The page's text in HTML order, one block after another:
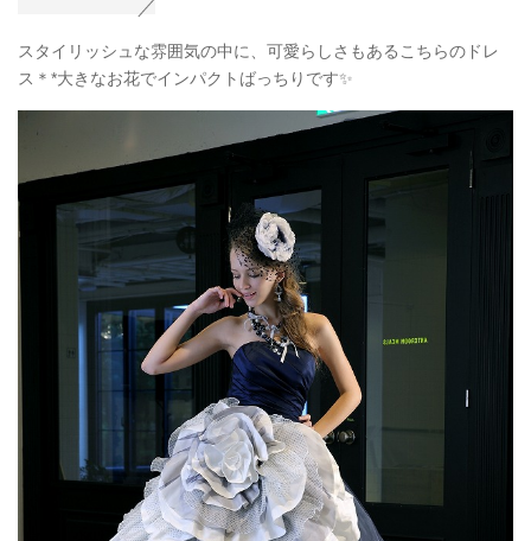
スタイリッシュな雰囲気の中に、可愛らしさもあるこちらのドレ
ス＊*大きなお花でインパクトばっちりです✨